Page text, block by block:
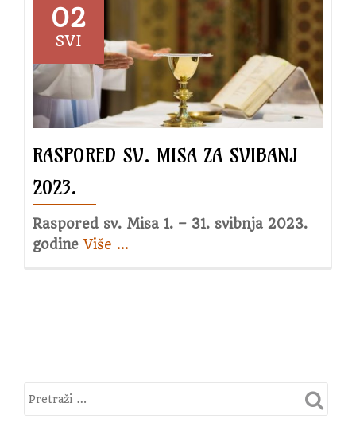
Misa
na
30.
2023.
02
SVI
RASPORED SV. MISA ZA SVIBANJ
2023.
Raspored sv. Misa 1. – 31. svibnja 2023.
godine Više about
svibanj
…